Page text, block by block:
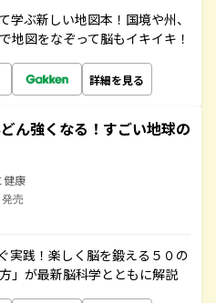
学ぶ新しい地図本！国境や州、
地図をなぞって脳もイキイキ！
詳細を見る
ん強くなる！すごい地球の
健康
売
実践！楽しく脳を鍛える５０の
」が最新脳科学とともに解説